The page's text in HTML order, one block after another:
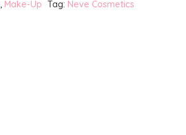
, Make-Up Tag: Neve Cosmetics